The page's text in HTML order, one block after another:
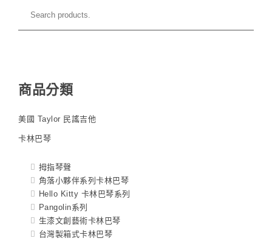
商品分類
美國 Taylor 民謠吉他
卡林巴琴
拇指琴聲
角落小夥伴系列卡林巴琴
Hello Kitty 卡林巴琴系列
Pangolin系列
生漆文創藝術卡林巴琴
台灣製箱式卡林巴琴